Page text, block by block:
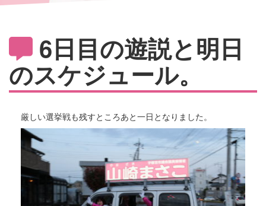
6日目の遊説と明日
のスケジュール。
厳しい選挙戦も残すところあと一日となりました。